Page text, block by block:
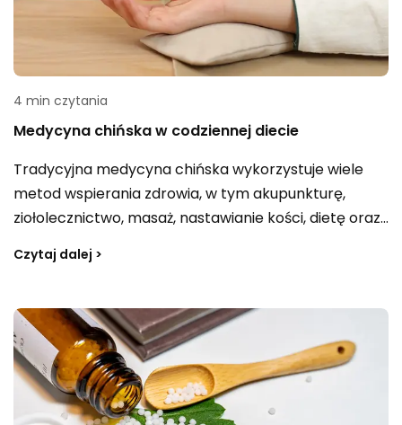
4 min czytania
Medycyna chińska w codziennej diecie
Tradycyjna medycyna chińska wykorzystuje wiele
metod wspierania zdrowia, w tym akupunkturę,
ziołolecznictwo, masaż, nastawianie kości, dietę oraz
filozoficzne i duchowe, a ważną rolę odgrywa teoria
świata. W przeciwieństwie do zachodniego podejścia,
które często zestawia zjawiska w opozycji, Wschód
podkreśla, że przeciwieństwa współistnieją i
wzajemnie się uzupełniają.
Czytaj dalej >